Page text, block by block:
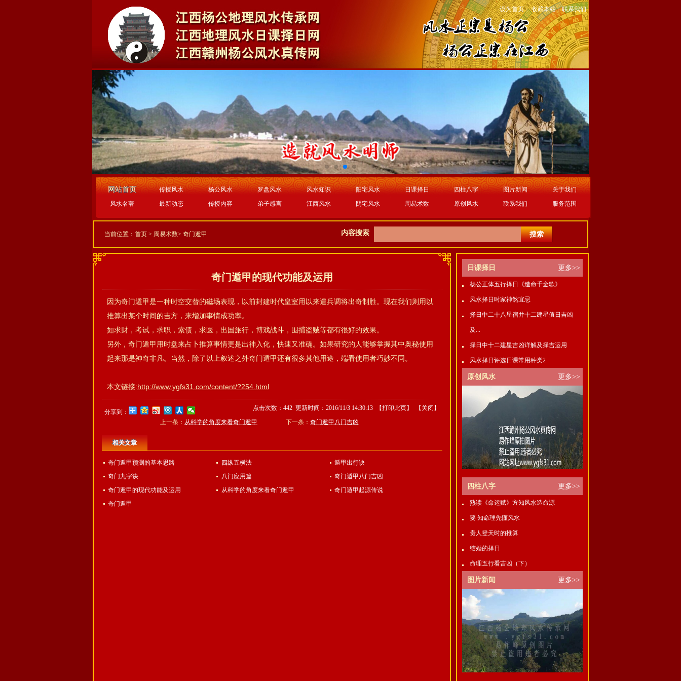
设为首页 | 收藏本站 | 联系我们
网站首页 传授风水 杨公风水 罗盘风水 风水知识 阳宅风水 日课择日 四柱八字 图片新闻
关于我们
风水名著
最新动态 传授内容 弟子感言 江西风水 阴宅风水 周易术数 原创风水 联系我们 服务范围
当前位置： 首页 > 周易术数> 奇门遁甲 内容搜索
奇门遁甲的现代功能及运用
因为奇门遁甲是一种时空交替的磁场表现，以前封建时代皇室用以来遣兵调将出奇制胜。现在我们则用以
推算出某个时间的吉方，来增加事情成功率。
如求财，考试，求职，索债，求医，出国旅行，博戏战斗，围捕盗贼等都有很好的效果。
另外，奇门遁甲用时盘来占卜推算事情更是出神入化，快速又准确。如果研究的人能够掌握其中奥秘使用
起来那是神奇非凡。当然，除了以上叙述之外奇门遁甲还有很多其他用途，端看使用者巧妙不同。
本文链接:http://www.ygfs31.com/content/?254.html
分享到：
点击次数： 442 更新时间：2016/11/3 14:30:13 【打印此页】 【 关闭 】
上一条： 从科学的角度来看奇门遁甲 下一条： 奇门遁甲八门吉凶
相关文章
奇门遁甲预测的基本思路 四纵五横法
遁甲出行诀
奇门九字诀
八门应用篇
奇门遁甲八门吉凶
奇门遁甲的现代功能及运用
从科学的角度来看奇门遁甲
奇门遁甲起源传说
奇门遁甲
日课择日 更多>>
杨公正体五行择日《造命千金歌》
风水择日时家神煞宜忌
择日中二十八星宿并十二建星值日吉凶
及...
择日中十二建星吉凶详解及择吉运用
风水择日评选日课常用种类2
原创风水 更多>>
四柱八字 更多>>
熟读《命运赋》方知风水造命源
要 知命理先懂风水
贵人登天时的推算
结婚的择日
命理五行看吉凶（下）
图片新闻 更多>>